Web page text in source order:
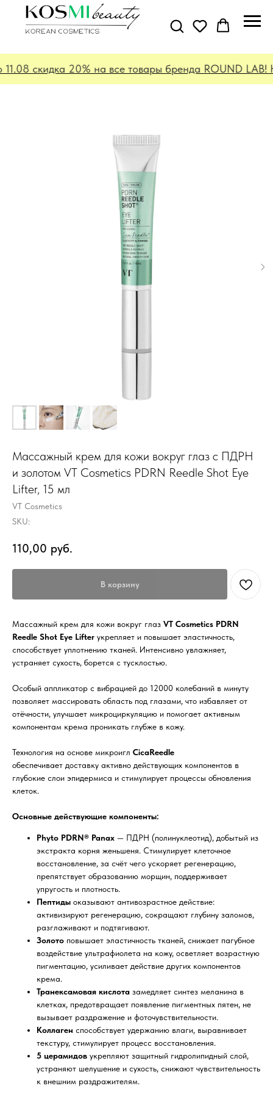
скидка 20% на все товары бренда ROUND LAB!
Массажный крем для кожи вокруг глаз с ПДРН
и золотом VT Cosmetics PDRN Reedle Shot Eye
Lifter, 15 мл
VT Cosmetics
SKU:
110,00 руб.
В корзину
Массажный крем для кожи вокруг глаз VT Cosmetics PDRN
Reedle Shot Eye Lifter укрепляет и повышает эластичность,
способствует уплотнению тканей. Интенсивно увлажняет,
устраняет сухость, борется с тусклостью.
Особый аппликатор с вибрацией до 12000 колебаний в минуту
позволяет массировать область под глазами, что избавляет от
отёчности, улучшает микроциркуляцию и помогает активным
компонентам крема проникать глубже в кожу.
Технология на основе микроигл CicaReedle
обеспечивает доставку активно действующих компонентов в
глубокие слои эпидермиса и стимулирует процессы обновления
клеток.
Основные действующие компоненты:
Phyto PDRN® Panax — ПДРН (полинуклеотид), добытый из
экстракта корня женьшеня. Стимулирует клеточное
восстановление, за счёт чего ускоряет регенерацию,
препятствует образованию морщин, поддерживает
упругость и плотность.
Пептиды оказывают антивозрастное действие:
активизируют регенерацию, сокращают глубину заломов,
разглаживают и подтягивают.
Золото повышает эластичность тканей, снижает пагубное
воздействие ультрафиолета на кожу, осветляет возрастную
пигментацию, усиливает действие других компонентов
крема.
Транексамовая кислота замедляет синтез меланина в
клетках, предотвращает появление пигментных пятен, не
вызывает раздражение и фоточувствительности.
Коллаген способствует удержанию влаги, выравнивает
текстуру, стимулирует процесс восстановления.
5 церамидов укрепляют защитный гидролипидный слой,
устраняют шелушение и сухость, снижают чувствительность
к внешним раздражителям.